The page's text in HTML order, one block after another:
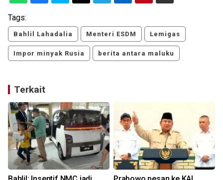
Tags:
Bahlil Lahadalia Menteri ESDM Lemigas
Impor minyak Rusia berita antara maluku
Terkait